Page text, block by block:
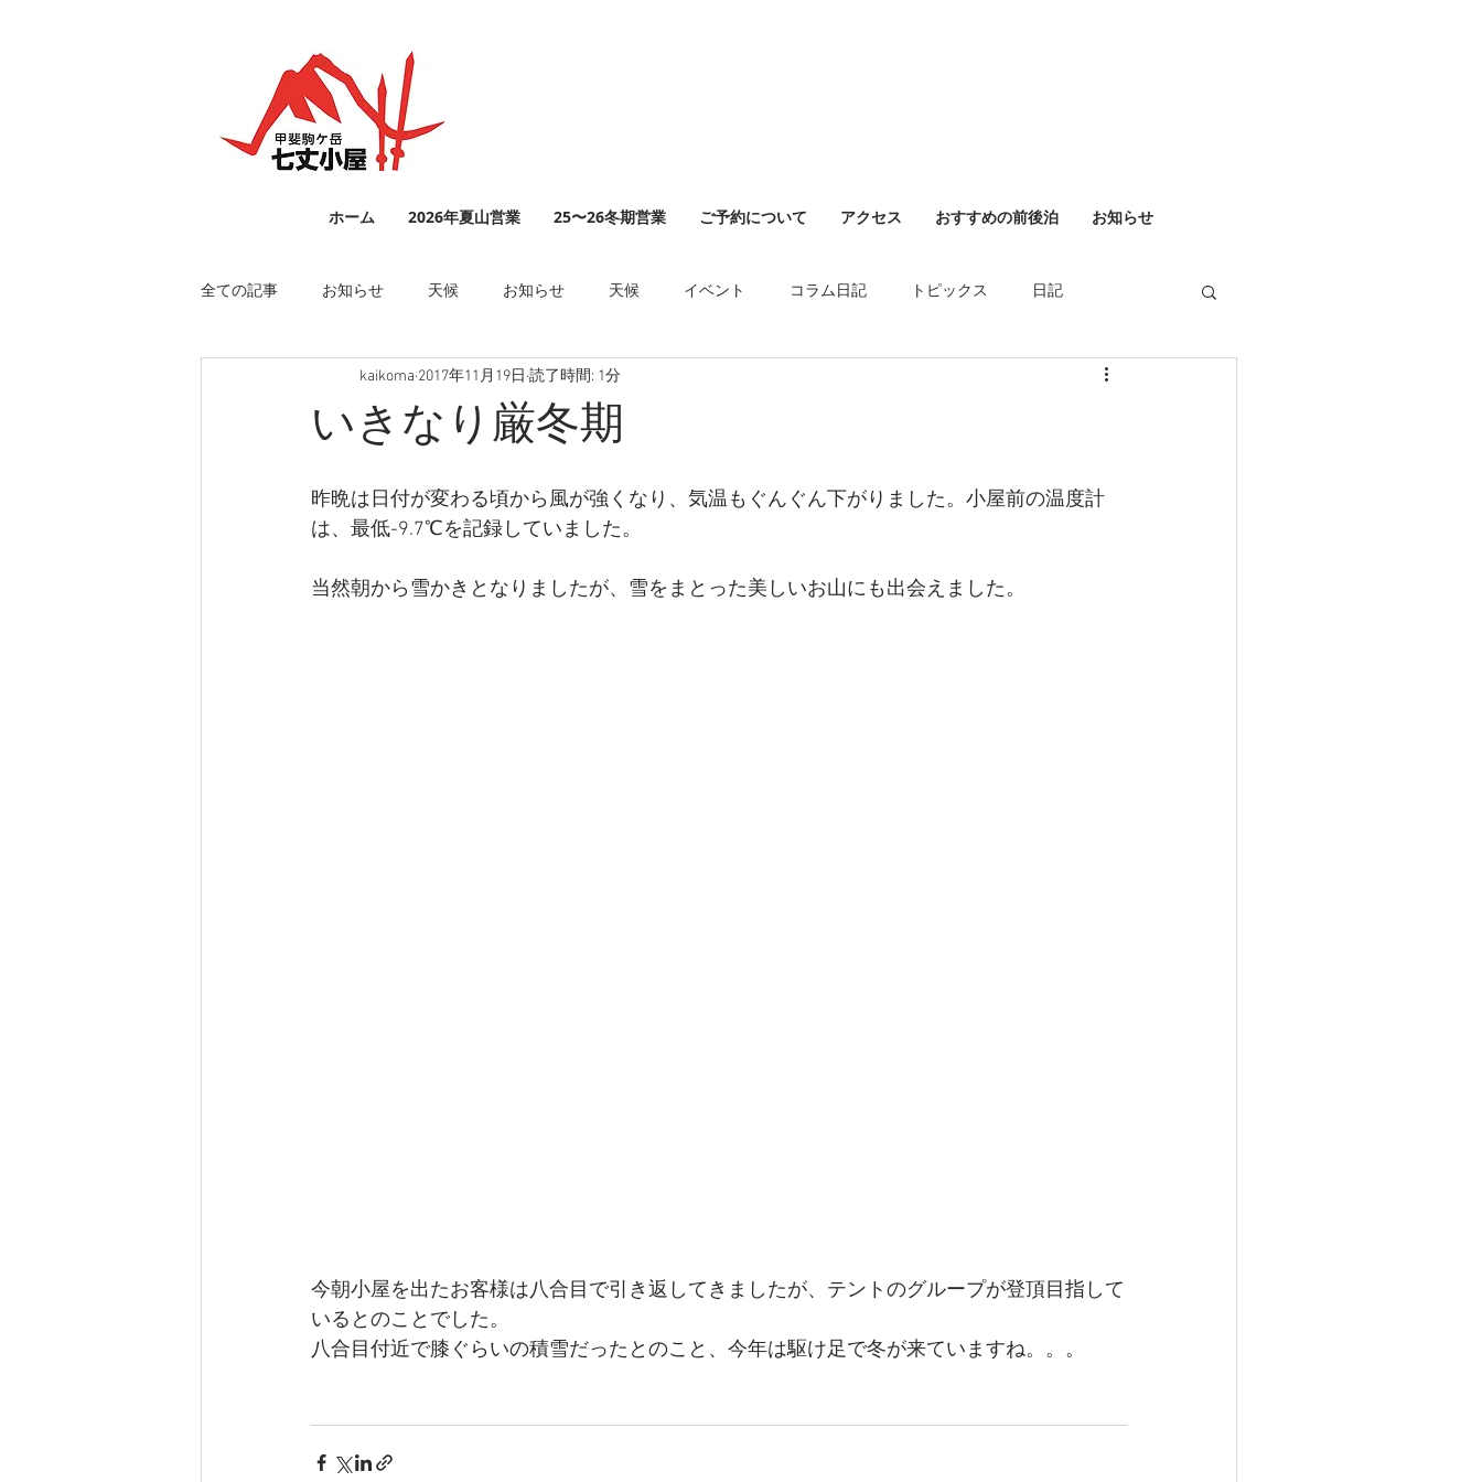
ホーム 2026年夏山営業 25〜26冬期営業 ご予約について アクセス おすすめの前後泊 お知らせ
全ての記事 お知らせ 天候 お知らせ 天候 イベント コラム日記 トピックス 日記
いきなり厳冬期
kaikoma 2017年11月19日 読了時間: 1分
昨晩は日付が変わる頃から風が強くなり、気温もぐんぐん下がりました。小屋前の温度計
は、最低-9.7℃を記録していました。
当然朝から雪かきとなりましたが、雪をまとった美しいお山にも出会えました。
今朝小屋を出たお客様は八合目で引き返してきましたが、テントのグループが登頂目指して
いるとのことでした。
八合目付近で膝ぐらいの積雪だったとのこと、今年は駆け足で冬が来ていますね。。。